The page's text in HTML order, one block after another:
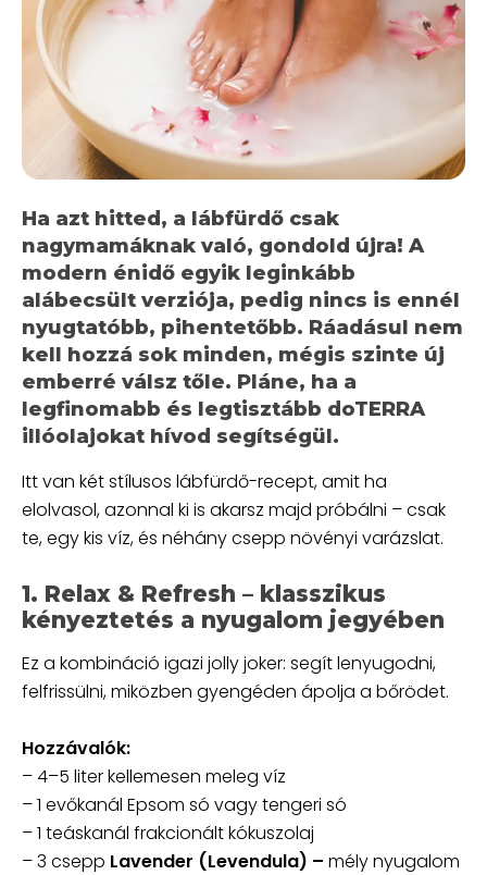
Ha azt hitted, a lábfürdő csak
nagymamáknak való, gondold újra! A
modern énidő egyik leginkább
alábecsült verziója, pedig nincs is ennél
nyugtatóbb, pihentetőbb. Ráadásul nem
kell hozzá sok minden, mégis szinte új
emberré válsz tőle. Pláne, ha a
legfinomabb és legtisztább doTERRA
illóolajokat hívod segítségül.
Itt van két stílusos lábfürdő-recept, amit ha
elolvasol, azonnal ki is akarsz majd próbálni – csak
te, egy kis víz, és néhány csepp növényi varázslat.
1. Relax & Refresh – klasszikus
kényeztetés a nyugalom jegyében
Ez a kombináció igazi jolly joker: segít lenyugodni,
felfrissülni, miközben gyengéden ápolja a bőrödet.
Hozzávalók:
– 4–5 liter kellemesen meleg víz
– 1 evőkanál Epsom só vagy tengeri só
– 1 teáskanál frakcionált kókuszolaj
– 3 csepp Lavender (Levendula) – mély nyugalom